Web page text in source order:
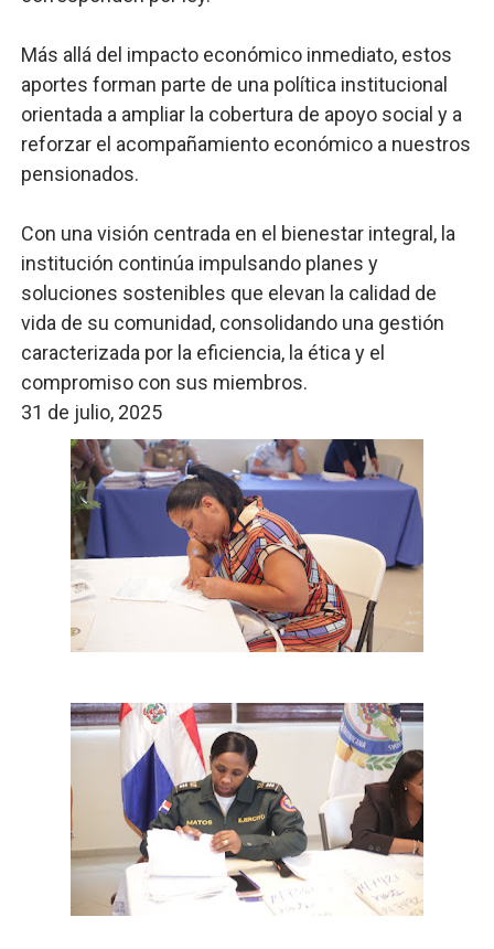
Más allá del impacto económico inmediato, estos
aportes forman parte de una política institucional
orientada a ampliar la cobertura de apoyo social y a
reforzar el acompañamiento económico a nuestros
pensionados.
Con una visión centrada en el bienestar integral, la
institución continúa impulsando planes y
soluciones sostenibles que elevan la calidad de
vida de su comunidad, consolidando una gestión
caracterizada por la eficiencia, la ética y el
compromiso con sus miembros.
31 de julio, 2025